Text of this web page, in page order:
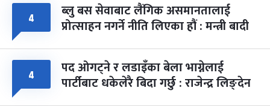
४ ब्लु बस सेवाबाट लैंगिक असमानतालाई
प्रोत्साहन नगर्ने नीति लिएका हौं : मन्त्री बादी
४ पद ओगट्ने र लडाइँका बेला भाग्नेलाई
पार्टीबाट धकेलेरै बिदा गर्छु : राजेन्द्र लिङ्देन